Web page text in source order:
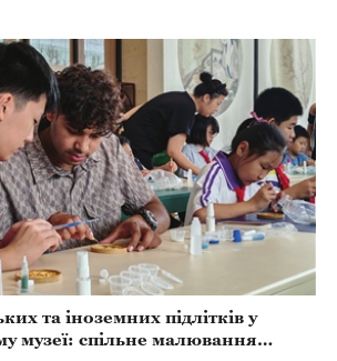
та іноземних підлітків у
музеї: спільне малювання